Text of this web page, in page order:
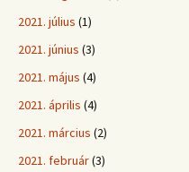
2021. július (1)
2021. június (3)
2021. május (4)
2021. április (4)
2021. március (2)
2021. február(3)